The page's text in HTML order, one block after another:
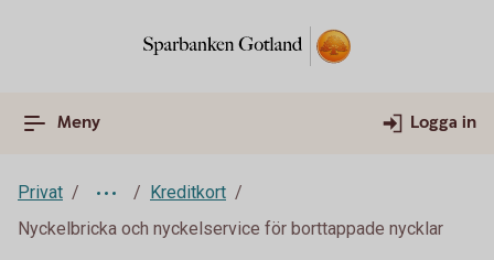
Meny Logga in
Privat
Kreditkort
Nyckelbricka och nyckelservice för borttappade nycklar